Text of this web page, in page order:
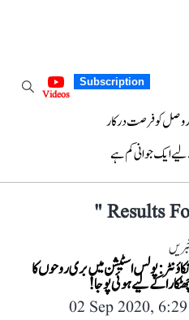
Subscription
Videos
وصل کو فرصت درکار
ایک جوانی کم ہے
Results
"
پولس اسٹیشن میں بری روحوں کا
کے لیے ہوئی پوجا!
02 Sep 2020,